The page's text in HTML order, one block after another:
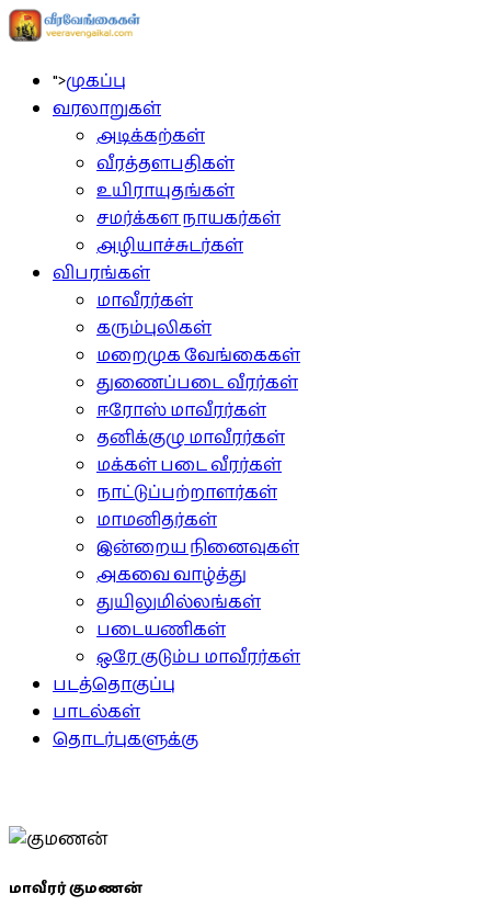
">முகப்பு
வரலாறுகள்
அடிக்கற்கள்
வீரத்தளபதிகள்
உயிராயுதங்கள்
சமர்க்கள நாயகர்கள்
அழியாச்சுடர்கள்
விபரங்கள்
மாவீரர்கள்
கரும்புலிகள்
மறைமுக வேங்கைகள்
துணைப்படை வீரர்கள்
ஈரோஸ் மாவீரர்கள்
தனிக்குழு மாவீரர்கள்
மக்கள் படை வீரர்கள்
நாட்டுப்பற்றாளர்கள்
மாமனிதர்கள்
இன்றைய நினைவுகள்
அகவை வாழ்த்து
துயிலுமில்லங்கள்
படையணிகள்
ஒரே குடும்ப மாவீரர்கள்
படத்தொகுப்பு
பாடல்கள்
தொடர்புகளுக்கு
மாவீரர் குமணன்